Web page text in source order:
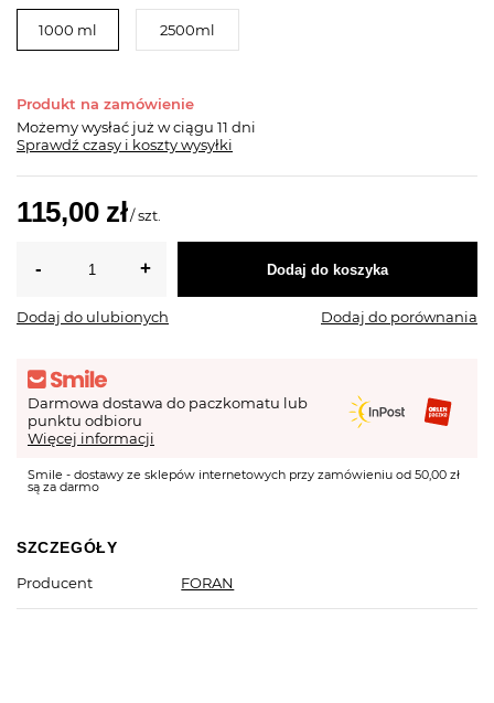
1000 ml 2500ml
Produkt na zamówienie
Możemy wysłać już w ciągu 11 dni
Sprawdź czasy i koszty wysyłki
115,00 zł/szt.
Dodaj do koszyka
Dodaj do ulubionych Dodaj do porównania
Darmowa dostawa do paczkomatu lub
punktu odbioru
Więcej informacji
Smile - dostawy ze sklepów internetowych przy zamówieniu od 50,00 zł
są za darmo
SZCZEGÓŁY
Producent
FORAN